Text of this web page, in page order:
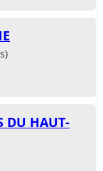
DU HAUT-